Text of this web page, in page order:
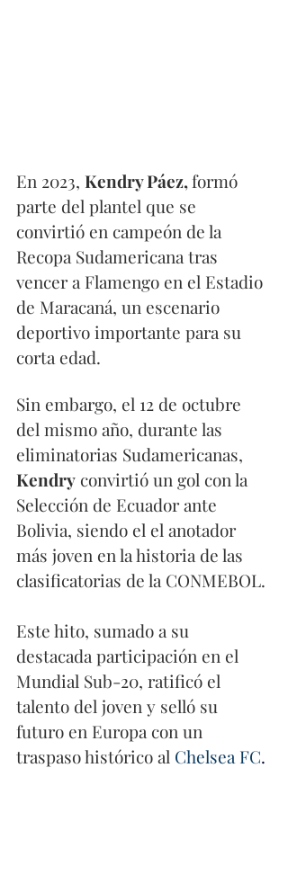
En 2023, Kendry Páez, formó
parte del plantel que se
convirtió en campeón de la
Recopa Sudamericana tras
vencer a Flamengo en el Estadio
de Maracaná, un escenario
deportivo importante para su
corta edad.
Sin embargo, el 12 de octubre
del mismo año, durante las
eliminatorias Sudamericanas,
Kendry convirtió un gol con la
Selección de Ecuador ante
Bolivia, siendo el el anotador
más joven en la historia de las
clasificatorias de la CONMEBOL.
Este hito, sumado a su
destacada participación en el
Mundial Sub-20, ratificó el
talento del joven y selló su
futuro en Europa con un
traspaso histórico al Chelsea FC.